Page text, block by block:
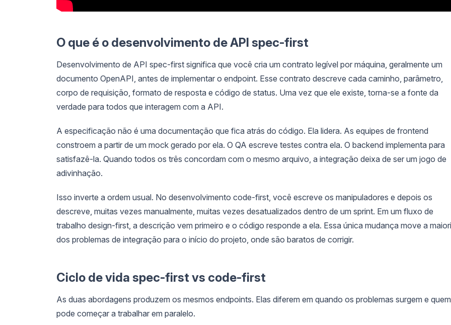
O que é o desenvolvimento de API spec-first
Desenvolvimento de API spec-first significa que você cria um contrato legível por máquina, geralmente um
documento OpenAPI, antes de implementar o endpoint. Esse contrato descreve cada caminho, parâmetro,
corpo de requisição, formato de resposta e código de status. Uma vez que ele existe, torna-se a fonte da
verdade para todos que interagem com a API.
A especificação não é uma documentação que fica atrás do código. Ela lidera. As equipes de frontend
constroem a partir de um mock gerado por ela. O QA escreve testes contra ela. O backend implementa para
satisfazê-la. Quando todos os três concordam com o mesmo arquivo, a integração deixa de ser um jogo de
adivinhação.
Isso inverte a ordem usual. No desenvolvimento code-first, você escreve os manipuladores e depois os
descreve, muitas vezes manualmente, muitas vezes desatualizados dentro de um sprint. Em um fluxo de
trabalho design-first, a descrição vem primeiro e o código responde a ela. Essa única mudança move a
dos problemas de integração para o início do projeto, onde são baratos de corrigir.
Ciclo de vida spec-first vs code-first
As duas abordagens produzem os mesmos endpoints. Elas diferem em quando os problemas surgem e quem
pode começar a trabalhar em paralelo.